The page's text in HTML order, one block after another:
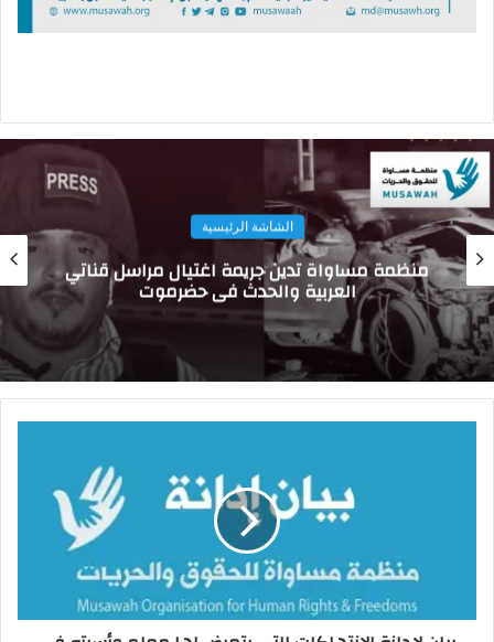
الشاشة الرئيسية
منظمة مساواة تدين جريمة اغتيال مراسل قناتي
العربية والحدث في حضرموت